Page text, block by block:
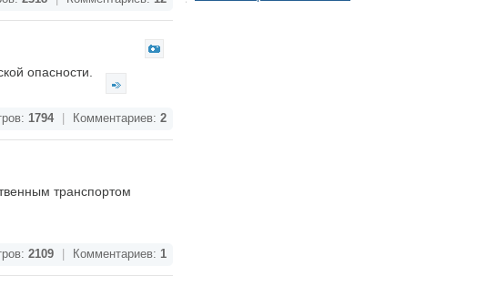
опасности.
1794 Комментариев: 2
транспортом
2109 Комментариев: 1